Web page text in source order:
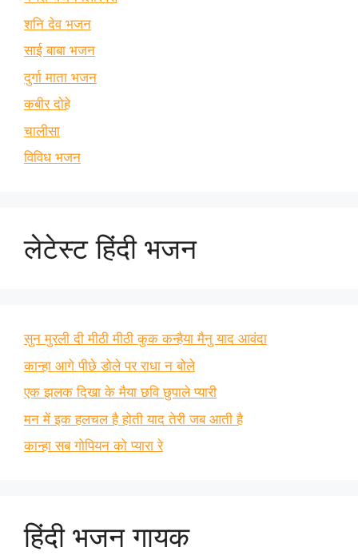
शनि देव भजन
साई बाबा भजन
दुर्गा माता भजन
कबीर दोहे
चालीसा
विविध भजन
लेटेस्ट हिंदी भजन
सुन मुरली दी मीठी मीठी कुक कन्हैया मैनु याद आवंदा
कान्हा आगे पीछे डोले पर राधा न बोले
एक झलक दिखा के मैया छवि छुपाले प्यारी
मन में इक हलचल है होती याद तेरी जब आती है
कान्हा सब गोपियन को प्यारा रे
हिंदी भजन गायक